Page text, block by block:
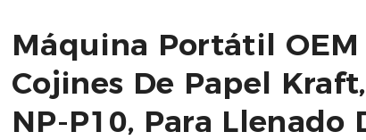
Máquina Portátil
Cojines De Papel
NP-P10, Para Llenado